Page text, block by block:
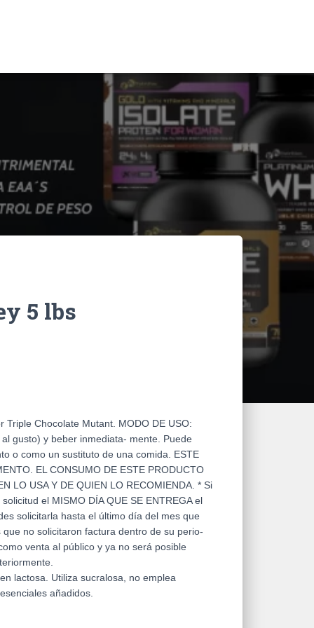
5 lbs
Triple Chocolate Mutant. MODO DE USO:
gusto) y beber inmediata- mente. Puede
o como un sustituto de una comida. ESTE
EL CONSUMO DE ESTE PRODUCTO
LO USA Y DE QUIEN LO RECOMIENDA. * Si
el MISMO DÍA QUE SE ENTREGA el
solicitarla hasta el último día del mes que
no solicitaron factura dentro de su perio-
venta al público y ya no será posible
lactosa. Utiliza sucralosa, no emplea
añadidos.